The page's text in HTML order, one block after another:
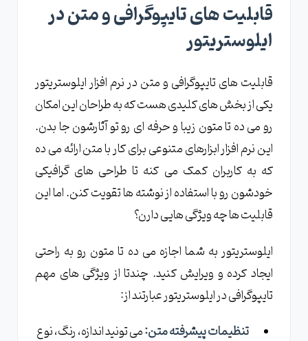
قابلیت های تایپوگرافی و متن در
ایلوستریتور
قابلیت های تایپوگرافی و متن در نرم افزار ایلوستریتور
یکی از بخش های کلیدی هست که به طراحان این امکان
رو می ده تا متون زیبا و حرفه ای رو تو آثارشون جا بدن.
این نرم افزار ابزارهای متنوعی برای کار با متن ارائه می ده
که به کاربران کمک می کنه تا طراحی های گرافیکی
خودشون رو با استفاده از نوشته ها تقویت کنن. اما این
قابلیت ها چه ویژگی هایی دارن؟
ایلوستریتور به شما اجازه می ده تا متون رو به راحتی
ایجاد کرده و ویرایش کنید. چندتا از ویژگی های مهم
تایپوگرافی در ایلوستریتور عبارتند از:
تنظیمات پیشرفته متن:می تونید اندازه، رنگ، نوع